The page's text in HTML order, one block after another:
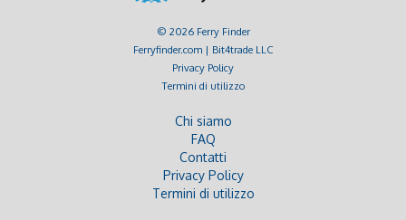
© 2026 Ferry Finder
Ferryfinder.com | Bit4trade LLC
Privacy Policy
Termini di utilizzo
Chi siamo
FAQ
Contatti
Privacy Policy
Termini di utilizzo